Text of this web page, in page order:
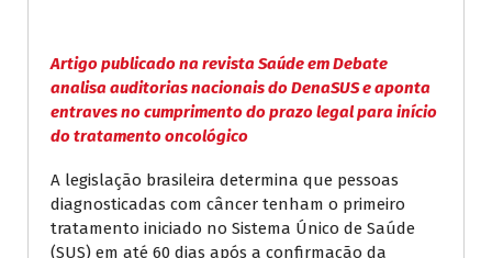
Artigo publicado na revista Saúde em Debate
analisa auditorias nacionais do DenaSUS e aponta
entraves no cumprimento do prazo legal para início
do tratamento oncológico
A legislação brasileira determina que pessoas
diagnosticadas com câncer tenham o primeiro
tratamento iniciado no Sistema Único de Saúde
(SUS) em até 60 dias após a confirmação da